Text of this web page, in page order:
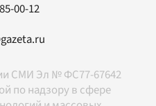
00-12
СМИ Эл № ФС77-67642
по надзору в сфере